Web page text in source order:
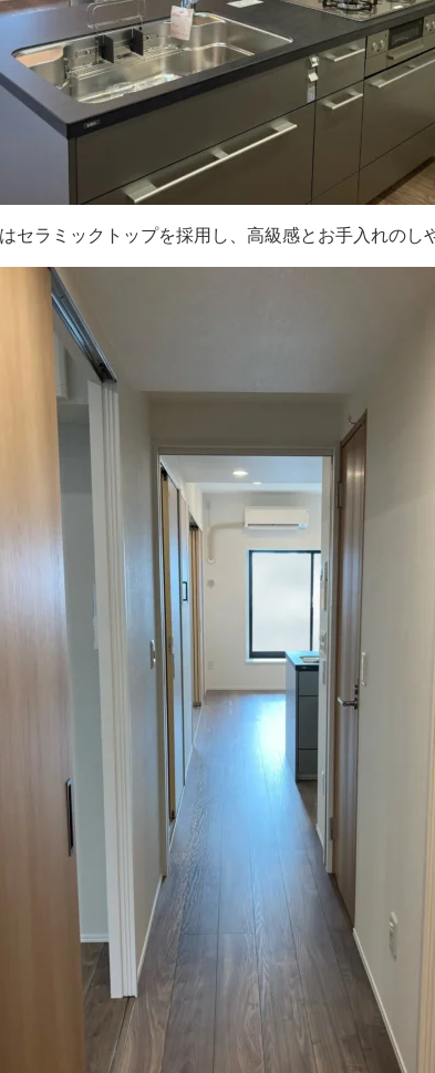
セラミックトップを採用し、高級感とお手入れのし